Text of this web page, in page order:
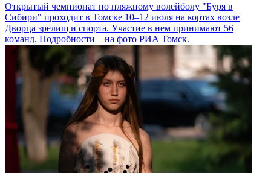
Открытый чемпионат по пляжному волейболу "Буря в
Сибири" проходит в Томске 10–12 июля на кортах возле
Дворца зрелищ и спорта. Участие в нем принимают 56
команд. Подробности – на фото РИА Томск.